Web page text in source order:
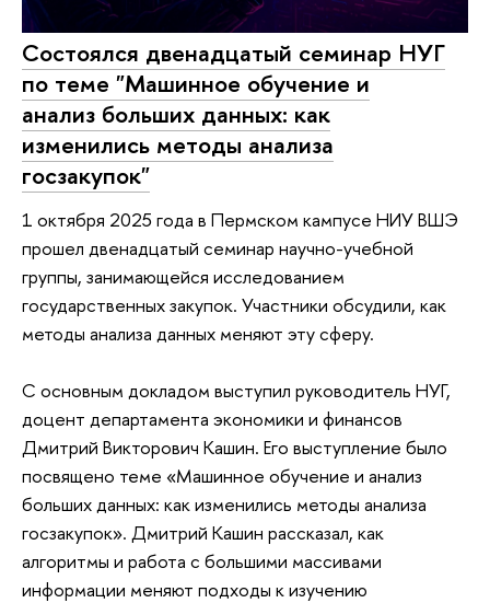
Состоялся двенадцатый семинар НУГ
по теме "Машинное обучение и
анализ больших данных: как
изменились методы анализа
госзакупок"
1 октября 2025 года в Пермском кампусе НИУ ВШЭ
прошел двенадцатый семинар научно-учебной
группы, занимающейся исследованием
государственных закупок. Участники обсудили, как
методы анализа данных меняют эту сферу.
С основным докладом выступил руководитель НУГ,
доцент департамента экономики и финансов
Дмитрий Викторович Кашин. Его выступление было
посвящено теме «Машинное обучение и анализ
больших данных: как изменились методы анализа
госзакупок». Дмитрий Кашин рассказал, как
алгоритмы и работа с большими массивами
информации меняют подходы к изучению